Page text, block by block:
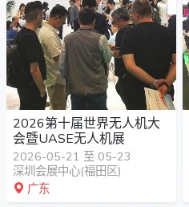
2026第十届世界无人机大
会暨UASE无人机展
2026-05-21 至 05-23
深圳会展中心(福田区)
广东